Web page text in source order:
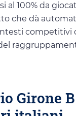
al 100% da
che dà
competitivi
Girone